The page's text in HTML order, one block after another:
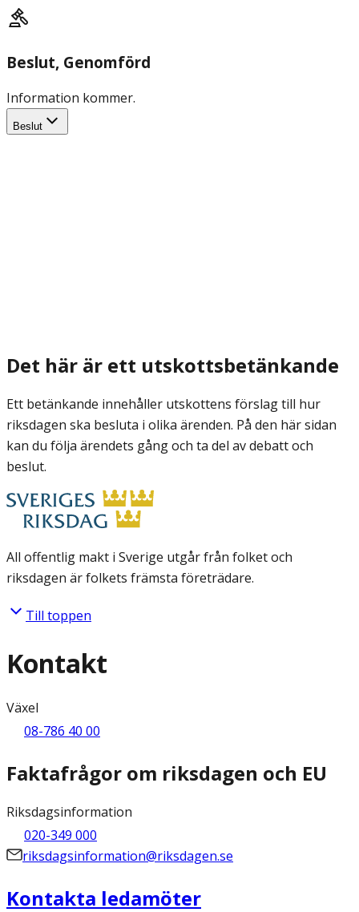
Beslut, Genomförd
Information kommer.
Beslut
Det här är ett utskottsbetänkande
Ett betänkande innehåller utskottens förslag till hur
riksdagen ska besluta i olika ärenden. På den här sidan
kan du följa ärendets gång och ta del av debatt och
beslut.
All offentlig makt i Sverige utgår från folket och
riksdagen är folkets främsta företrädare.
Till toppen
Kontakt
Växel
08-786 40 00
Faktafrågor om riksdagen och EU
Riksdagsinformation
020-349 000
riksdagsinformation@riksdagen.se
Kontakta ledamöter